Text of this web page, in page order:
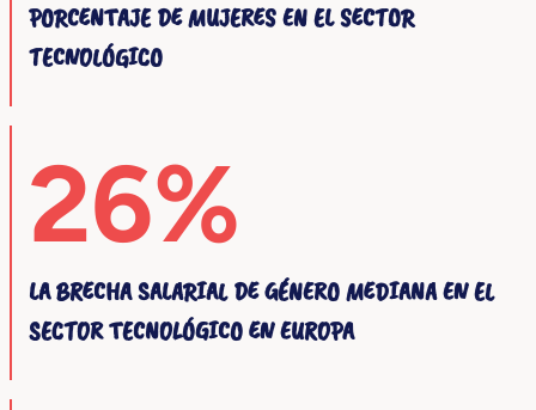
PORCENTAJE DE MUJERES EN EL SECTOR
TECNOLÓGICO
26%
LA BRECHA SALARIAL DE GÉNERO MEDIANA EN EL
SECTOR TECNOLÓGICO EN EUROPA